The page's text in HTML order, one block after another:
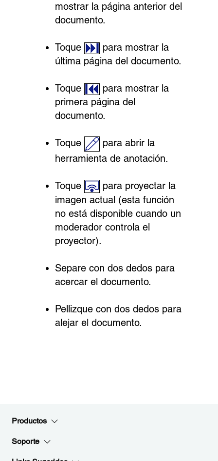
mostrar la página anterior del
documento.
Toque
para mostrar la
última página del documento.
Toque
para mostrar la
primera página del
documento.
Toque
para abrir la
herramienta de anotación.
Toque
para proyectar la
imagen actual (esta función
no está disponible cuando un
moderador controla el
proyector).
Separe con dos dedos para
acercar el documento.
Pellizque con dos dedos para
alejar el documento.
Productos
Soporte